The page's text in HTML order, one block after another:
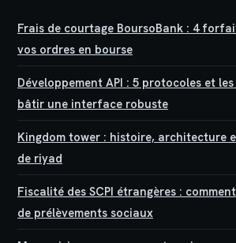
Frais de courtage BoursoBank : 4
vos ordres en bourse
Développement API : 5 protocoles et
bâtir une interface robuste
Kingdom tower : histoire, architecture
de riyad
Fiscalité des SCPI étrangères :
de prélèvements sociaux